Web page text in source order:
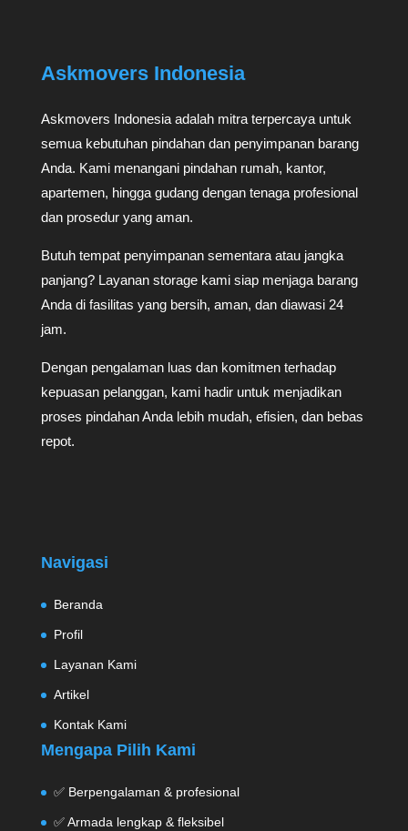
Askmovers Indonesia
Askmovers Indonesia adalah mitra terpercaya untuk
semua kebutuhan pindahan dan penyimpanan barang
Anda. Kami menangani pindahan rumah, kantor,
apartemen, hingga gudang dengan tenaga profesional
dan prosedur yang aman.
Butuh tempat penyimpanan sementara atau jangka
panjang? Layanan storage kami siap menjaga barang
Anda di fasilitas yang bersih, aman, dan diawasi 24
jam.
Dengan pengalaman luas dan komitmen terhadap
kepuasan pelanggan, kami hadir untuk menjadikan
proses pindahan Anda lebih mudah, efisien, dan bebas
repot.
Navigasi
Beranda
Profil
Layanan Kami
Artikel
Kontak Kami
Mengapa Pilih Kami
✅ Berpengalaman & profesional
✅ Armada lengkap & fleksibel